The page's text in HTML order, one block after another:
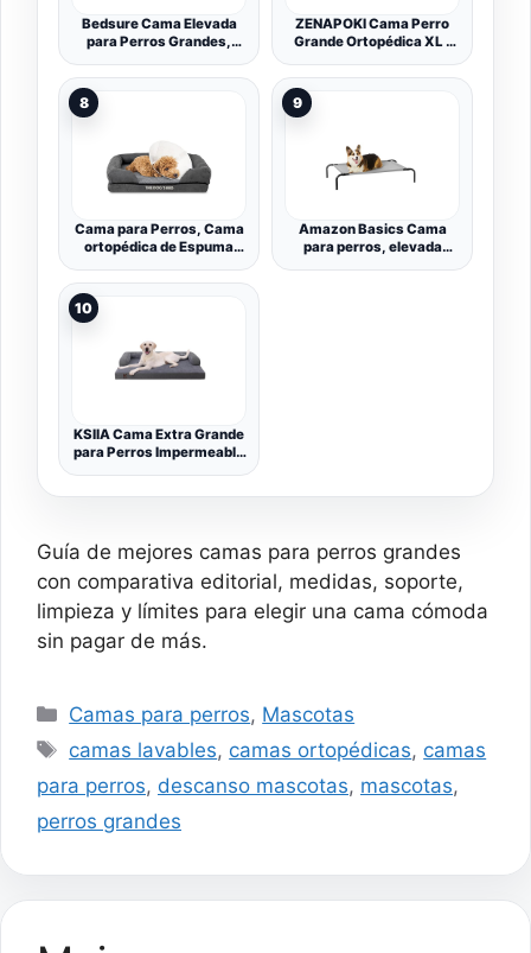
Bedsure Cama Elevada
para Perros Grandes,
ZENAPOKI Cama Perro
Grande Ortopédica XL -
Espuma con Memoria -
Resistente al Agua
110x70x9cm
8
Cama para Perros, Cama
ortopédica de Espuma
Impermeable para Perros,
Alivia la Artritis de Las
Mascotas y el Dolor de
terapéutica y de Apoyo,
Fundas Lavables
9
Amazon Basics Cama
para perros, elevada
10
KSIIA Cama Extra Grande
para Perros Impermeable
Antideslizante, Gris
Oscuro, 104x68x17cm
Guía de mejores camas para perros grandes
con comparativa editorial, medidas, soporte,
limpieza y límites para elegir una cama cómoda
sin pagar de más.
Categorías
Camas para perros, Mascotas
Etiquetas
camas lavables, camas ortopédicas, camas
para perros, descanso mascotas, mascotas,
perros grandes